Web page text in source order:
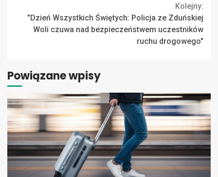
Kolejny:
"Dzień Wszystkich Świętych: Policja ze Zduńskiej
Woli czuwa nad bezpieczeństwem uczestników
ruchu drogowego"
Powiązane wpisy